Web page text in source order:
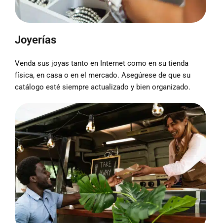
Joyerías
Venda sus joyas tanto en Internet como en su tienda
física, en casa o en el mercado. Asegúrese de que su
catálogo esté siempre actualizado y bien organizado.